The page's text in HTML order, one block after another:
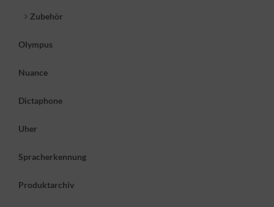
Dieses Produkt ist z.B. kompatibel zu:
Dockingstation
Zubehör
Olympus
Nuance
Dictaphone
Uher
Spracherkennung
Produktarchiv